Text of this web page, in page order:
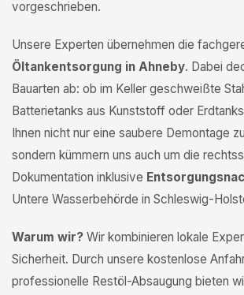
vorgeschrieben.
Unsere Experten übernehmen die
Öltankentsorgung in Ahneby. Dabei
Bauarten ab: ob im Keller geschweißte
Batterietanks aus Kunststoff oder
Ihnen nicht nur eine saubere Demontage
sondern kümmern uns auch um die
Dokumentation inklusive
Untere Wasserbehörde in Schleswig-
Warum wir? Wir kombinieren lokale
Sicherheit. Durch unsere kostenlose
professionelle Restöl-Absaugung bieten